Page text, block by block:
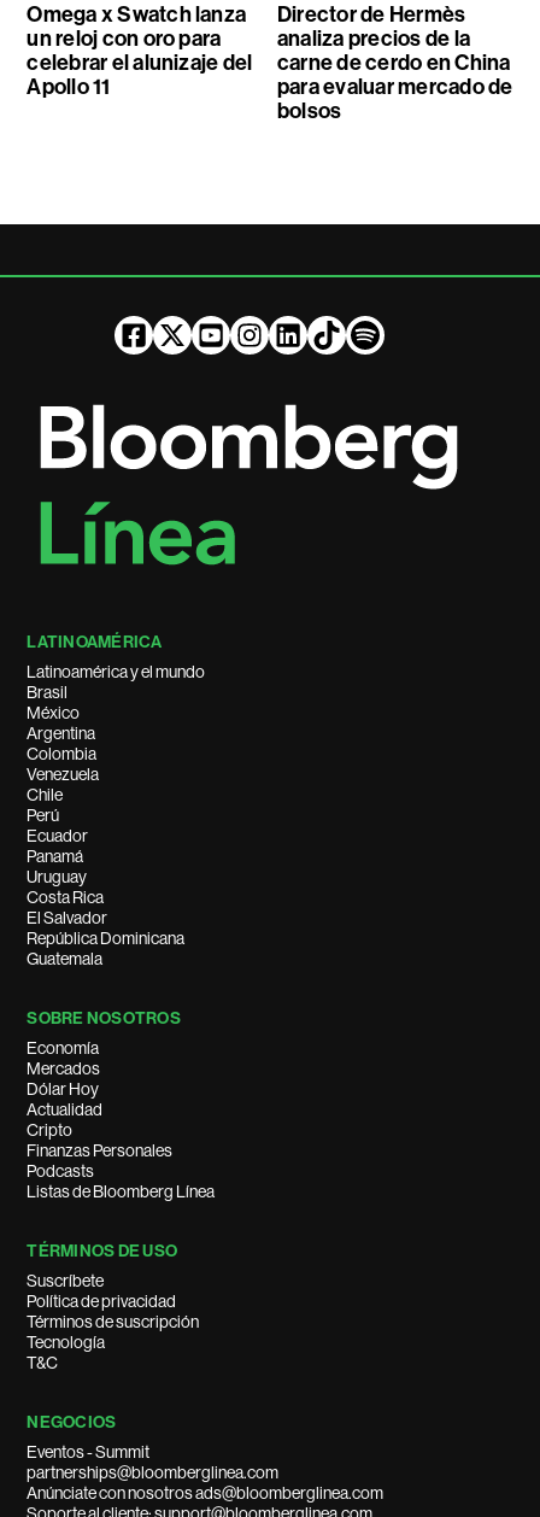
Omega x Swatch lanza
un reloj con oro para
celebrar el alunizaje del
Apollo 11
Director de Hermès
analiza precios de la
carne de cerdo en China
para evaluar mercado de
bolsos
LATINOAMÉRICA
Latinoamérica y el mundo
Brasil
México
Argentina
Colombia
Venezuela
Chile
Perú
Ecuador
Panamá
Uruguay
Costa Rica
El Salvador
República Dominicana
Guatemala
SOBRE NOSOTROS
Economía
Mercados
Dólar Hoy
Actualidad
Cripto
Finanzas Personales
Podcasts
Listas de Bloomberg Línea
TÉRMINOS DE USO
Suscríbete
Política de privacidad
Términos de suscripción
Tecnología
T&C
NEGOCIOS
Eventos - Summit
partnerships@bloomberglinea.com
Anúnciate con nosotros ads@bloomberglinea.com